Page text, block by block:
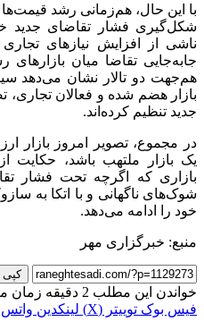
با این حال، هم‌زمانی رشد قیمت‌ها
شکل‌گیری فشار تقاضای جدید
ناشی از افزایش نیازهای
جابه‌جایی تقاضا میان
هم‌جهت دو تالار نشان می‌دهد
بازار هضم شده و فعالان تجاری،
جدید تنظیم کرده‌اند.
در مجموع، تصویر امروز بازار
یک بازار ملتهب باشد، حکایت
بازاری که اگرچه تحت فشار
شوک‌های ناگهانی و با اتکا به
خود را ادامه می‌دهد.
منبع: خبرگزاری مهر
کپی
خواندن این مطلب 2 دقیقه زمان میبرد
فیس بوک توییتر (X) لینکدین